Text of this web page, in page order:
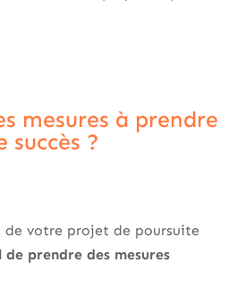
mesures à prendre
succès ?
de votre projet de poursuite
de prendre des mesures